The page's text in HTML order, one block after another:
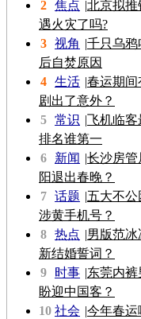
2 焦点 |北京拟推
遇火灾了吗?
3 视角 |千只乌鸦
后自焚原因
4 生活 |春运期间
剧出了意外？
5 常识 |飞机临客
排名谁第一
6
新闻 |长沙房管
阳退出春晚？
7 话题 |五大不
涉黄手机号？
8 热点 |男版范冰
新结婚誓词？
9
时事 |东莞内裤
盼迎中国客？
10 社会 |今年春运